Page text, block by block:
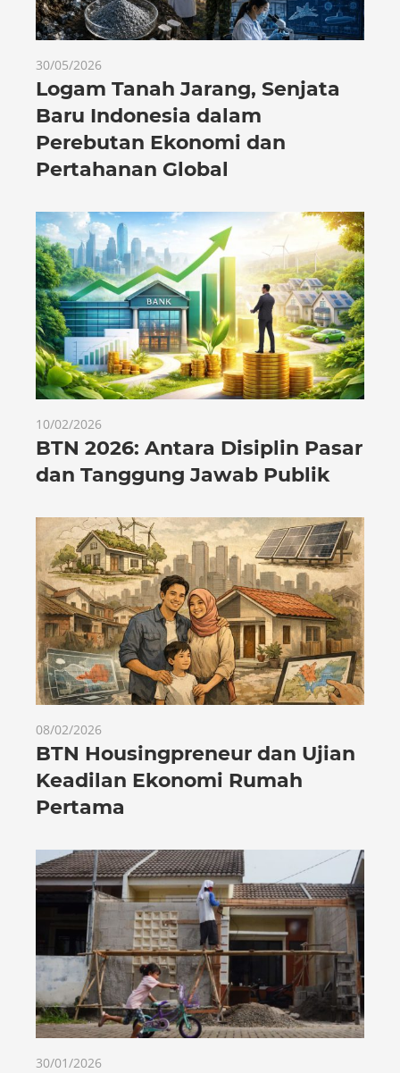
30/05/2026
Logam Tanah Jarang, Senjata
Baru Indonesia dalam
Perebutan Ekonomi dan
Pertahanan Global
10/02/2026
BTN 2026: Antara Disiplin Pasar
dan Tanggung Jawab Publik
08/02/2026
BTN Housingpreneur dan Ujian
Keadilan Ekonomi Rumah
Pertama
30/01/2026